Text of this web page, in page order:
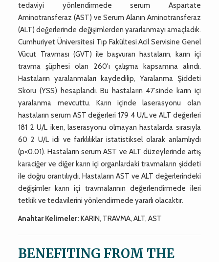
tedaviyi yönlendirmede serum Aspartate
Aminotransferaz (AST) ve Serum Alanın Aminotransferaz
(ALT) değerlerinde değişimlerden yararlanmayı amaçladık.
Cumhuriyet Üniversitesi Tıp Fakültesi Acil Servisine Genel
Vücut Travması (GVT) ile başvuran hastaların, karın içi
travma şüphesi olan 260'ı çalışma kapsamına alındı.
Hastaların yaralanmaları kaydedilip, Yaralanma Şiddeti
Skoru (YSS) hesaplandı. Bu hastaların 47'sinde karın içi
yaralanma mevcuttu. Karın içinde laserasyonu olan
hastaların serum AST değerleri 179 4 U/L ve ALT değerleri
181 2 U/L iken, laserasyonu olmayan hastalarda sırasıyla
60 2 U/L idi ve farklılıklar istatistiksel olarak anlamlıydı
(p<0.01). Hastaların serum AST ve ALT düzeylerinde artış
karaciğer ve diğer karın içi organlardaki travmaların şiddeti
ile doğru orantılıydı. Hastaların AST ve ALT değerlerindeki
değişimler karın içi travmalarının değerlendirmede ileri
tetkik ve tedavilerini yönlendirmede yararlı olacaktır.
Anahtar Kelimeler: KARIN, TRAVMA, ALT, AST
BENEFITING FROM THE